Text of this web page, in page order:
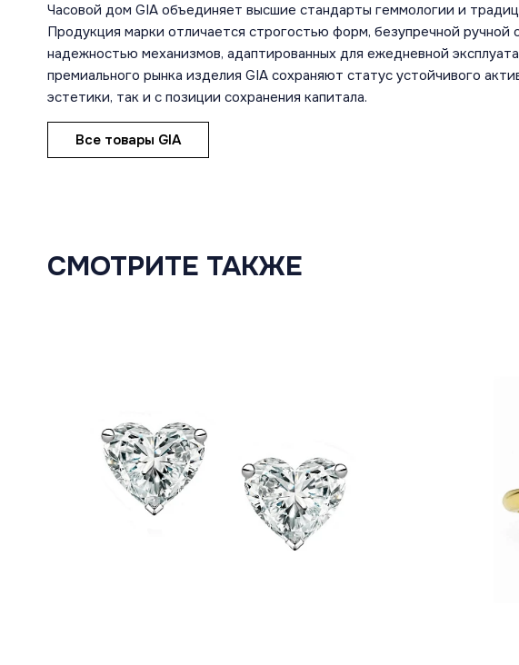
Часовой дом GIA объединяет высшие стандарты геммологии и
Продукция марки отличается строгостью форм, безупречной
надежностью механизмов, адаптированных для ежедневной
премиального рынка изделия GIA сохраняют статус устойчивого
эстетики, так и с позиции сохранения капитала.
Все товары GIA
СМОТРИТЕ ТАКЖЕ